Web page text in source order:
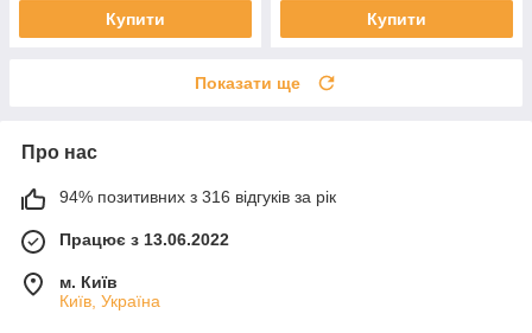
Купити Купити
Показати ще
Про нас
94% позитивних з 316 відгуків за рік
Працює з 13.06.2022
м. Київ
Київ, Україна